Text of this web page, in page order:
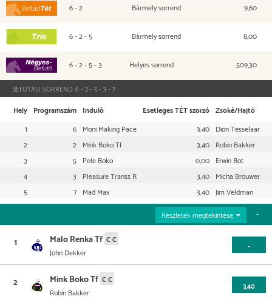
Befutó Tét 6 - 2 Bármely sorrend 9,60
6 - 2 - 5 Bármely sorrend 8,00
Négyesbefutó 6 - 2 - 5 - 3 Helyes sorrend 509,30
BEFUTÁSI SORREND:6 - 2 - 5 - 3 - 7
Hely Programszám Induló Esetleges TÉT szorzó Zsoké/Hajtó
1
6 Moni Making Pace 3,40 Dion Tesselaar
2
2 Mink Boko Tf 3,40 Robin Bakker
3
5 Pele Boko 0,00 Erwin Bot
4
3 Pleasure Transs R 3,40 Micha Brouwer
5
7 Mad Max 3,40 Jim Veldman
Részletek megtekintése
1 Malo Renka Tf
John Dekker
-
Az utolsó 5 futam
Helyezés
km
2 Mink Boko Tf
Robin Bakker
3,40